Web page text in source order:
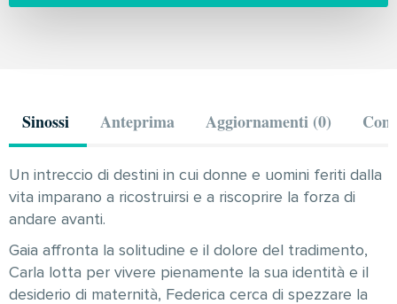
Sinossi Anteprima Aggiornamenti (0)
Un intreccio di destini in cui donne e uomini feriti dalla
vita imparano a ricostruirsi e a riscoprire la forza di
andare avanti.
Gaia affronta la solitudine e il dolore del tradimento,
Carla lotta per vivere pienamente la sua identità e il
desiderio di maternità, Federica cerca di spezzare la